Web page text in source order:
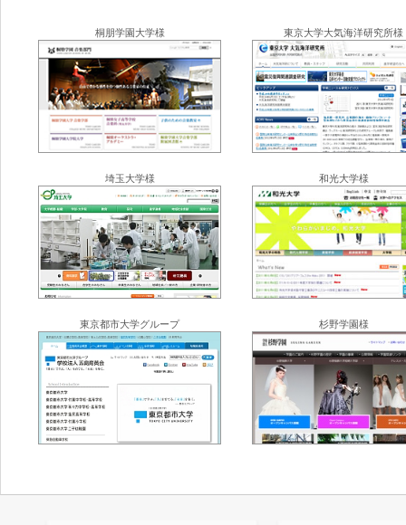
桐朋学園大学様 東京大学大気海洋研究所様
埼玉大学様 和光大学様
東京都市大学グループ 杉野学園様